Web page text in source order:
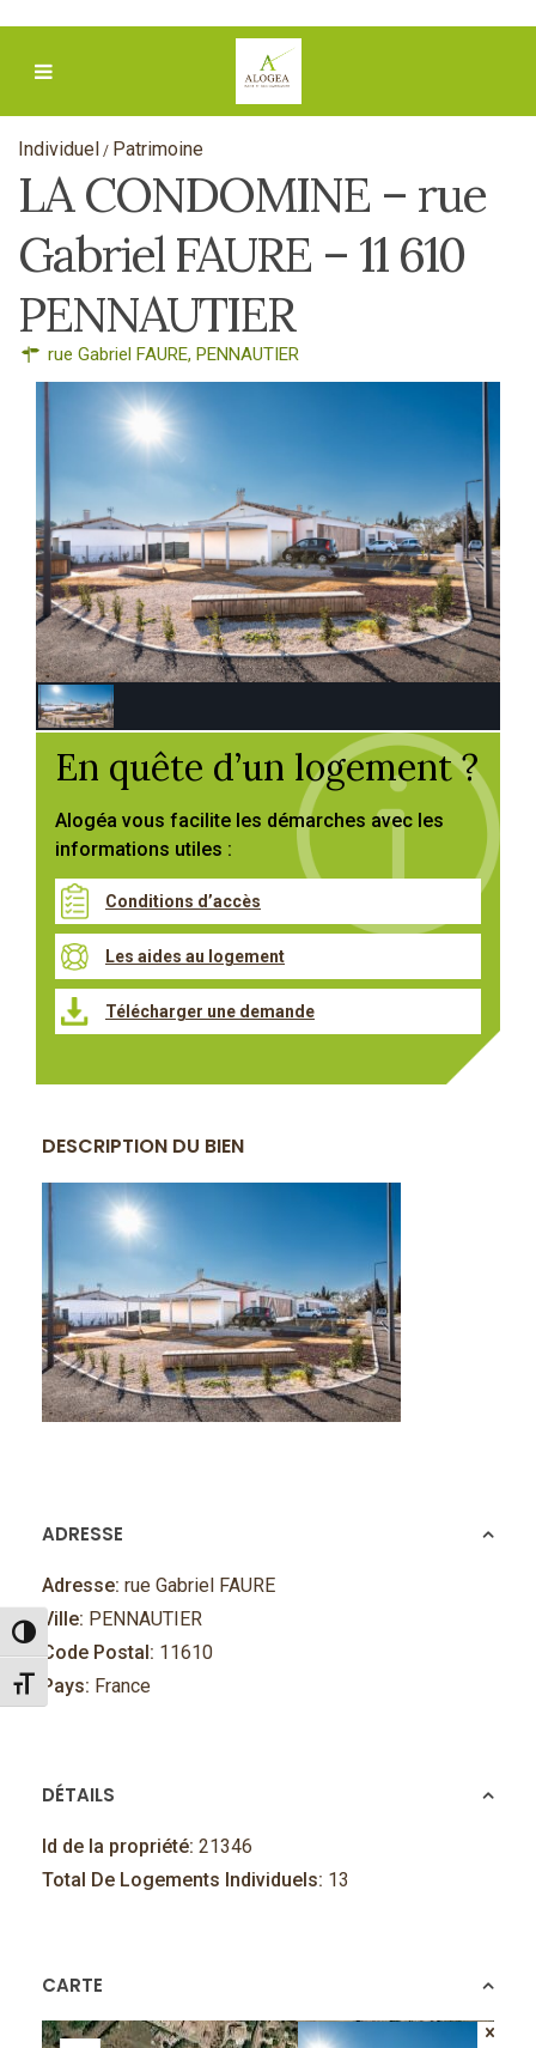
Passer en contraste élevé
Changer la taille de la police
Individuel / Patrimoine
LA CONDOMINE – rue
Gabriel FAURE – 11 610
PENNAUTIER
rue Gabriel FAURE, PENNAUTIER
En quête d’un logement ?
Alogéa vous facilite les démarches avec les
informations utiles :
Conditions d’accès
Les aides au logement
Télécharger une demande
DESCRIPTION DU BIEN
ADRESSE
Adresse: rue Gabriel FAURE
Ville: PENNAUTIER
Code Postal: 11610
Pays: France
DÉTAILS
Id de la propriété: 21346
Total De Logements Individuels: 13
CARTE